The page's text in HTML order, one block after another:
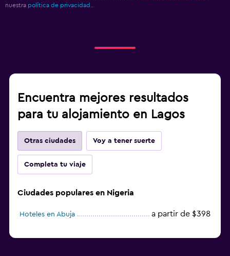
nuestra política de privacidad.
Encuentra mejores resultados
para tu alojamiento en Lagos
Otras ciudades Voy a tener suerte
Completa tu viaje
Ciudades populares en Nigeria
Hoteles en Abuja a partir de $398